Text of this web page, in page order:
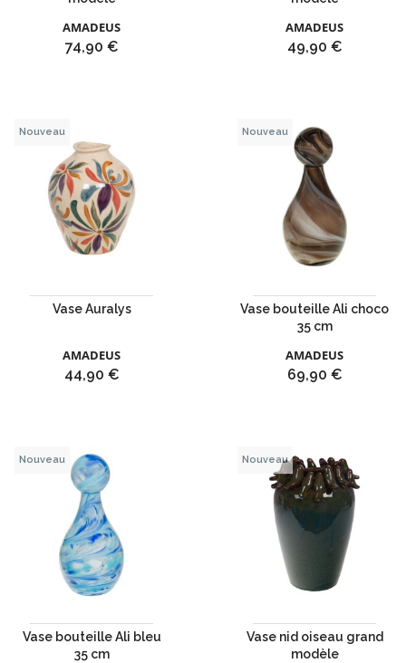
AMADEUS
Prix
74,90 €
AMADEUS
Prix
49,90 €
Vase Auralys
AMADEUS
Prix
44,90 €
Nouveau
Vase bouteille Ali choco
35 cm
AMADEUS
Prix
69,90 €
Nouveau
Vase bouteille Ali bleu
35 cm
Nouveau
Vase nid oiseau grand
modèle
Nouveau